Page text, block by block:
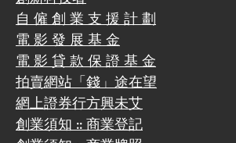
自 僱 創 業 支 援 計 劃
電 影 發 展 基 金
電 影 貸 款 保 證 基 金
拍賣網站「錢」途在望
網上證券行方興未艾
創業須知 :: 商業登記